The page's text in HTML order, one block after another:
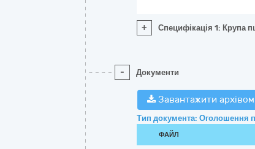
+ Специфікація 1: Крупа
- Документи
Завантажити архівом
Тип документа: Оголошення
ФАЙЛ